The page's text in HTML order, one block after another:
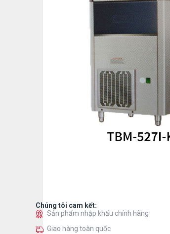
Chúng tôi cam kết:
Sản phẩm nhập khẩu chính hãng
Giao hàng toàn quốc